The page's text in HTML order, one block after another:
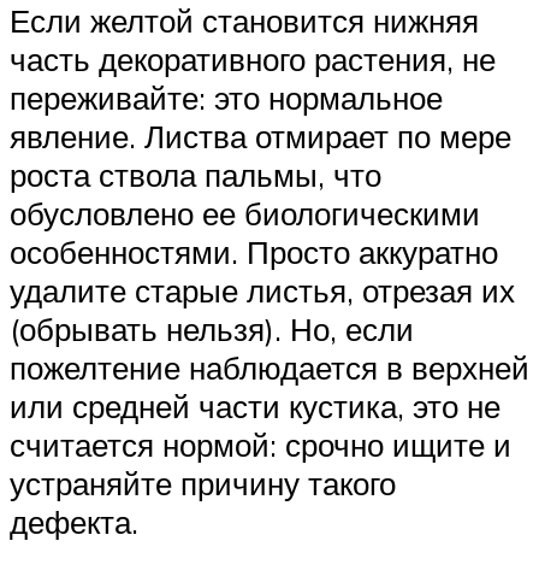
Если желтой становится нижняя
часть декоративного растения, не
переживайте: это нормальное
явление. Листва отмирает по мере
роста ствола пальмы, что
обусловлено ее биологическими
особенностями. Просто аккуратно
удалите старые листья, отрезая их
(обрывать нельзя). Но, если
пожелтение наблюдается в верхней
или средней части кустика, это не
считается нормой: срочно ищите и
устраняйте причину такого
дефекта.